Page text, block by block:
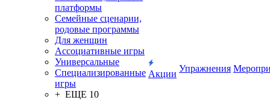
платформы
Семейные сценарии,
родовые программы
Для женщин
Ассоциативные игры
Универсальные
Специализированные
игры
+ ЕЩЕ 10
Акции
Упражнения